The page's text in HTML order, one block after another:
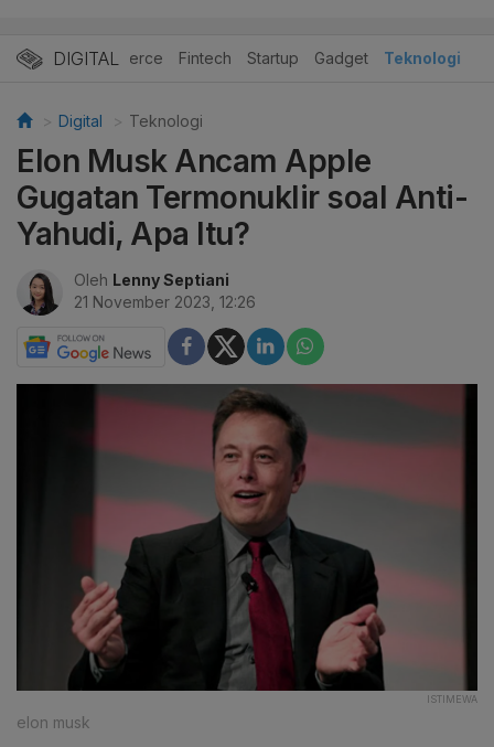
DIGITAL
E-Commerce Fintech Startup Gadget Teknologi
Digital Teknologi
Elon Musk Ancam Apple
Gugatan Termonuklir soal Anti-
Yahudi, Apa Itu?
Oleh Lenny Septiani
21 November 2023, 12:26
ISTIMEWA
elon musk